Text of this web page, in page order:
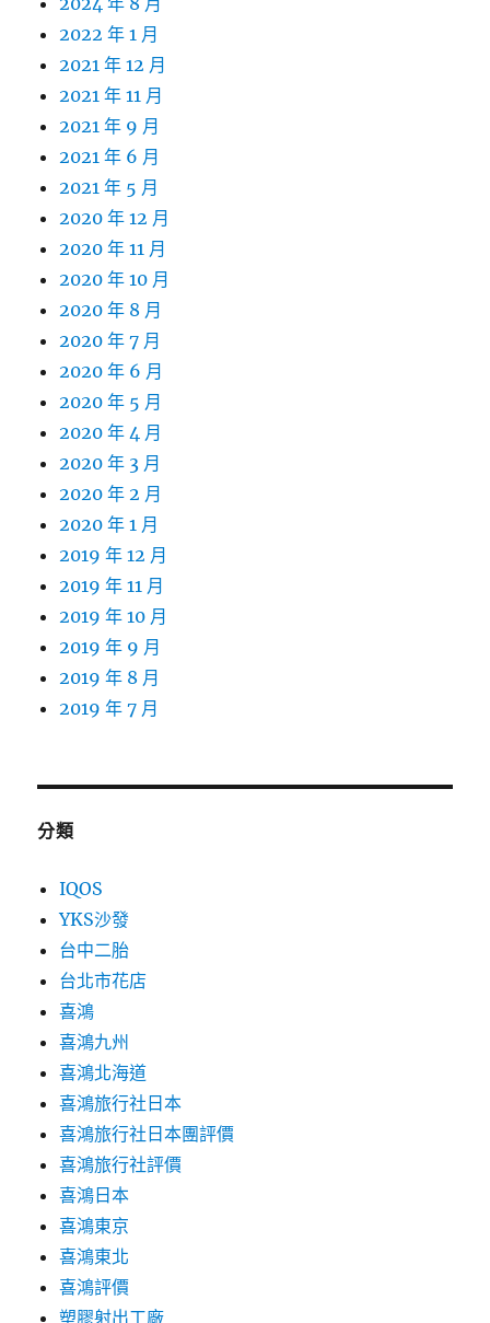
2022 年 1 月
2021 年 12 月
2021 年 11 月
2021 年 9 月
2021 年 6 月
2021 年 5 月
2020 年 12 月
2020 年 11 月
2020 年 10 月
2020 年 8 月
2020 年 7 月
2020 年 6 月
2020 年 5 月
2020 年 4 月
2020 年 3 月
2020 年 2 月
2020 年 1 月
2019 年 12 月
2019 年 11 月
2019 年 10 月
2019 年 9 月
2019 年 8 月
2019 年 7 月
分類
IQOS
YKS沙發
台中二胎
台北市花店
喜鴻
喜鴻九州
喜鴻北海道
喜鴻旅行社日本
喜鴻旅行社日本團評價
喜鴻旅行社評價
喜鴻日本
喜鴻東京
喜鴻東北
喜鴻評價
塑膠射出工廠